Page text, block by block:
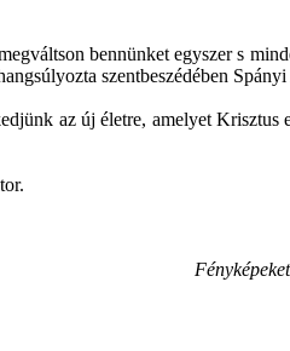
bennünket egyszer s
szentbeszédében
az új életre, amelyet